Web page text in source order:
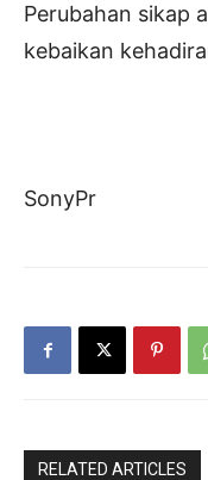
Perubahan sikap
kebaikan
SonyPr
RELATED ARTICLES